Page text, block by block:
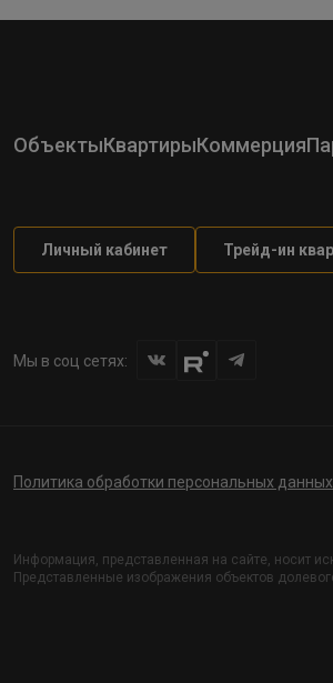
ОбъектыКвартирыКоммерция
Личный кабинет Трейд-ин
Мы в соц сетях:
Политика обработки персональных данных
Информация, представленная на сайте, носит
Представленные изображения объектов